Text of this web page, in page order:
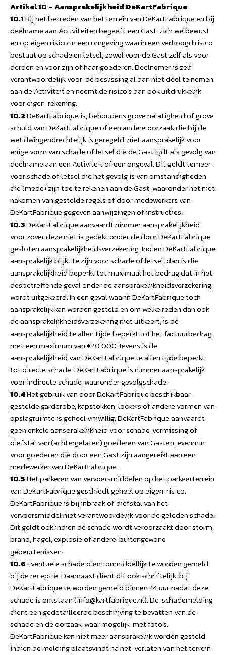
Artikel 10 – Aansprakelijkheid DeKartFabrique
10.1Bij het betreden van het terrein van DeKartFabrique en bij
deelname aan Activiteiten begeeft een Gast zich welbewust
en op eigen risico in een omgeving waarin een verhoogd risico
bestaat op schade en letsel, zowel voor de Gast zelf als voor
derden en voor zijn of haar goederen. Deelnemer is zelf
verantwoordelijk voor de beslissing al dan niet deel te nemen
aan de Activiteit en neemt de risico’s dan ook uitdrukkelijk
voor eigen rekening.
10.2DeKartFabrique is, behoudens grove nalatigheid of grove
schuld van DeKartFabrique of een andere oorzaak die bij de
wet dwingendrechtelijk is geregeld, niet aansprakelijk voor
enige vorm van schade of letsel die de Gast lijdt als gevolg van
deelname aan een Activiteit of een ongeval. Dit geldt temeer
voor schade of letsel die het gevolg is van omstandigheden
die (mede) zijn toe te rekenen aan de Gast, waaronder het niet
nakomen van gestelde regels of door medewerkers van
DeKartFabrique gegeven aanwijzingen of instructies.
10.3DeKartFabrique aanvaardt nimmer aansprakelijkheid
voor zover deze niet is gedekt onder de door DeKartFabrique
gesloten aansprakelijkheidsverzekering. Indien DeKartFabrique
aansprakelijk blijkt te zijn voor schade of letsel, dan is die
aansprakelijkheid beperkt tot maximaal het bedrag dat in het
desbetreffende geval onder de aansprakelijkheidsverzekering
wordt uitgekeerd. In een geval waarin DeKartFabrique toch
aansprakelijk kan worden gesteld en om welke reden dan ook
de aansprakelijkheidsverzekering niet uitkeert, is de
aansprakelijkheid te allen tijde beperkt tot het factuurbedrag
met een maximum van €20.000 Tevens is de
aansprakelijkheid van DeKartFabrique te allen tijde beperkt
tot directe schade. DeKartFabrique is nimmer aansprakelijk
voor indirecte schade, waaronder gevolgschade.
10.4Het gebruik van door DeKartFabrique beschikbaar
gestelde garderobe, kapstokken, lockers of andere vormen van
opslagruimte is geheel vrijwillig. DeKartFabrique aanvaardt
geen enkele aansprakelijkheid voor schade, vermissing of
diefstal van (achtergelaten) goederen van Gasten, evenmin
voor goederen die door een Gast zijn aangereikt aan een
medewerker van DeKartFabrique.
10.5Het parkeren van vervoersmiddelen op het parkeerterrein
van DeKartFabrique geschiedt geheel op eigen risico.
DeKartFabrique is bij inbraak of diefstal van het
vervoersmiddel niet verantwoordelijk voor de geleden schade.
Dit geldt ook indien de schade wordt veroorzaakt door storm,
brand, hagel, explosie of andere buitengewone
gebeurtenissen.
10.6Eventuele schade dient onmiddellijk te worden gemeld
bij de receptie. Daarnaast dient dit ook schriftelijk bij
DeKartFabrique te worden gemeld binnen 24 uur nadat deze
schade is ontstaan (info@kartfabrique.nl). De schademelding
dient een gedetailleerde beschrijving te bevatten van de
schade en de oorzaak, waar mogelijk met foto’s.
DeKartFabrique kan niet meer aansprakelijk worden gesteld
indien de melding plaatsvindt na het verlaten van het terrein